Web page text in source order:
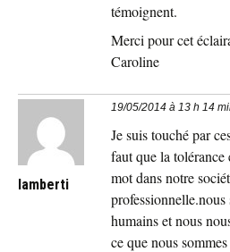
témoignent.
Merci pour cet
Caroline
lamberti
19/05/2014 à 13 h 14
Je suis touché par
faut que la tolérance
mot dans notre
professionnelle.nous
humains et nous
ce que nous